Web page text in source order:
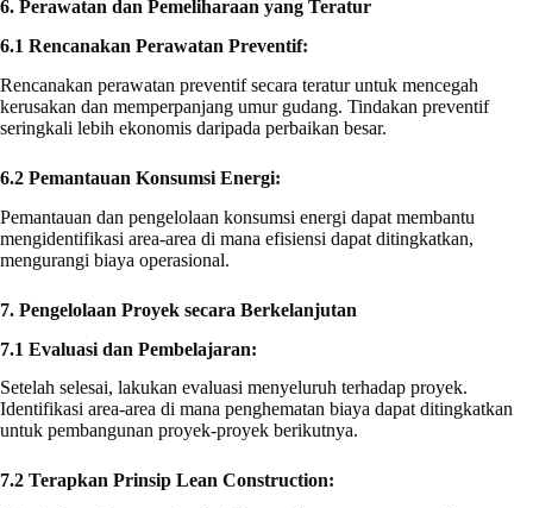
6. Perawatan dan Pemeliharaan yang Teratur
6.1 Rencanakan Perawatan Preventif:
Rencanakan perawatan preventif secara teratur untuk mencegah
kerusakan dan memperpanjang umur gudang. Tindakan preventif
seringkali lebih ekonomis daripada perbaikan besar.
6.2 Pemantauan Konsumsi Energi:
Pemantauan dan pengelolaan konsumsi energi dapat membantu
mengidentifikasi area-area di mana efisiensi dapat ditingkatkan,
mengurangi biaya operasional.
7. Pengelolaan Proyek secara Berkelanjutan
7.1 Evaluasi dan Pembelajaran:
Setelah selesai, lakukan evaluasi menyeluruh terhadap proyek.
Identifikasi area-area di mana penghematan biaya dapat ditingkatkan
untuk pembangunan proyek-proyek berikutnya.
7.2 Terapkan Prinsip Lean Construction: